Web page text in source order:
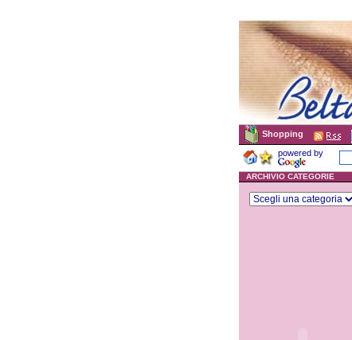
Shopping
powered by
ARCHIVIO CATEGORIE